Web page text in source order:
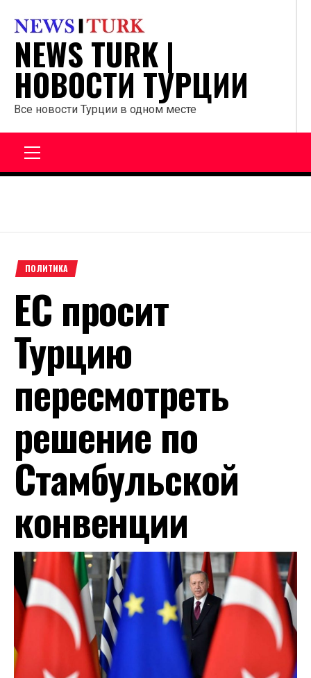
содержанию
NEWS TURK |
НОВОСТИ ТУРЦИИ
Все новости Турции в одном месте
ПОЛИТИКА
ЕС просит
Турцию
пересмотреть
решение по
Стамбульской
конвенции